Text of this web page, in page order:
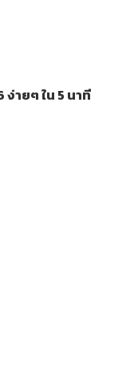
ง่ายๆ ใน 5 นาที